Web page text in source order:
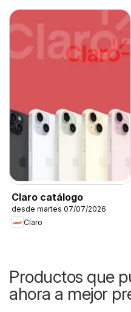
Claro catálogo
desde martes 07/07/2026
Claro
Productos que
ahora a mejor